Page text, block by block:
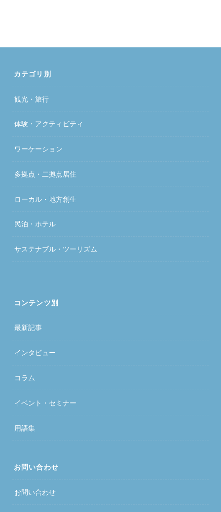
カテゴリ別
観光・旅行
体験・アクティビティ
ワーケーション
多拠点・二拠点居住
ローカル・地方創生
民泊・ホテル
サステナブル・ツーリズム
コンテンツ別
最新記事
インタビュー
コラム
イベント・セミナー
用語集
お問い合わせ
お問い合わせ